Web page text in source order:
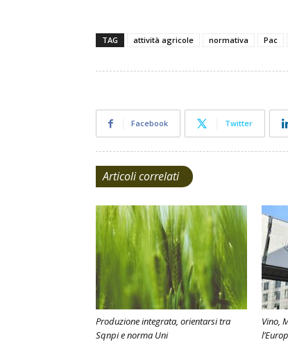
TAG attività agricole normativa Pac
Facebook Twitter
Articoli correlati
Produzione integrata, orientarsi tra
Sqnpi e norma Uni
Vino,